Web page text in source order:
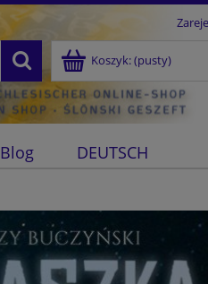
Koszyk:(pusty)
Blog DEUTSCH